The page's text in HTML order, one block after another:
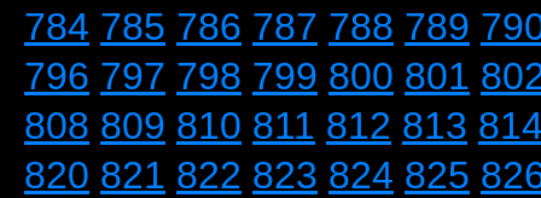
784 785 786 787 788 789
796 797 798 799 800 801
808 809 810 811 812 813
820 821 822 823 824 825